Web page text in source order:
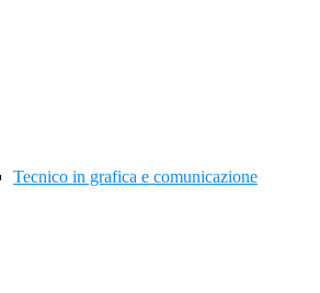
Tecnico in grafica e comunicazione